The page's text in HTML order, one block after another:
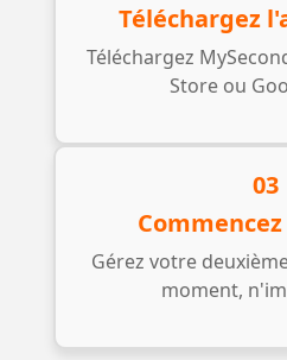
Téléchargez
Téléchargez
Store ou
03
Gérez votre
moment,